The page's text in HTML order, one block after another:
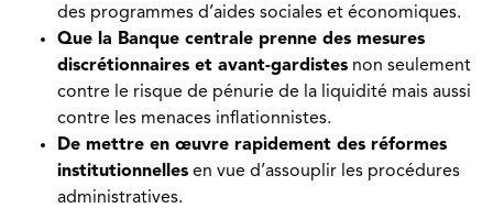
des programmes d’aides sociales et économiques.
Que la Banque centrale prenne des mesures
discrétionnaires et avant-gardistes non seulement
contre le risque de pénurie de la liquidité mais aussi
contre les menaces inflationnistes.
De mettre en œuvre rapidement des réformes
institutionnelles en vue d’assouplir les procédures
administratives.